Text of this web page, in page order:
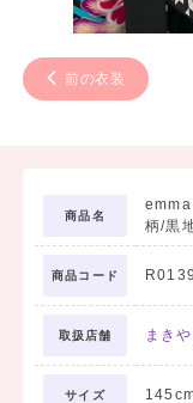
前の衣装
商品名
柄/黒
商品コード
取扱店舗 まき
サイズ